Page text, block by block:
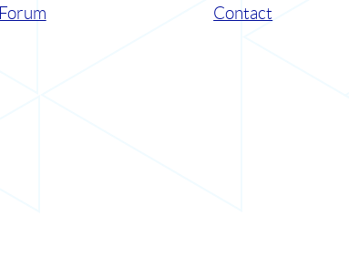
Forum Contact